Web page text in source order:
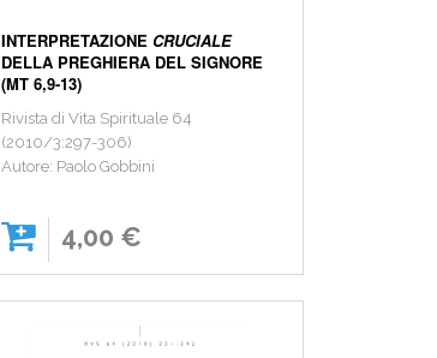
INTERPRETAZIONE CRUCIALE
DELLA PREGHIERA DEL SIGNORE
(MT 6,9-13)
Rivista di Vita Spirituale 64
(2010/3:297-306)
Autore: Paolo Gobbini
4,00 €